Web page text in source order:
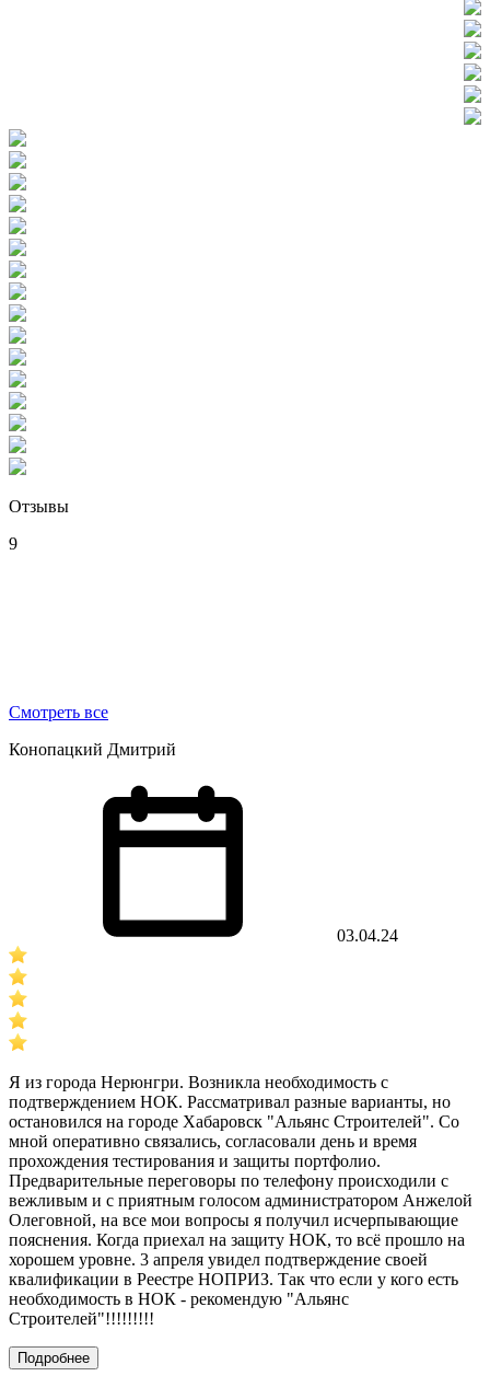
Отзывы
9
Смотреть все
Конопацкий Дмитрий
03.04.24
Я из города Нерюнгри. Возникла необходимость с
подтверждением НОК. Рассматривал разные варианты, но
остановился на городе Хабаровск "Альянс Строителей". Со
мной оперативно связались, согласовали день и время
прохождения тестирования и защиты портфолио.
Предварительные переговоры по телефону происходили с
вежливым и с приятным голосом администратором Анжелой
Олеговной, на все мои вопросы я получил исчерпывающие
пояснения. Когда приехал на защиту НОК, то всё прошло на
хорошем уровне. 3 апреля увидел подтверждение своей
квалификации в Реестре НОПРИЗ. Так что если у кого есть
необходимость в НОК - рекомендую "Альянс
Строителей"!!!!!!!!!
Подробнее